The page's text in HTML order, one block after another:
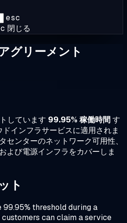
esc
閉じる
グリーメント
しています 99.95% 稼働時間す
インフラサービスに適用されま
センターのネットワーク可用性、
よび電源インフラをカバーしま
ト
threshold during a
can claim a service